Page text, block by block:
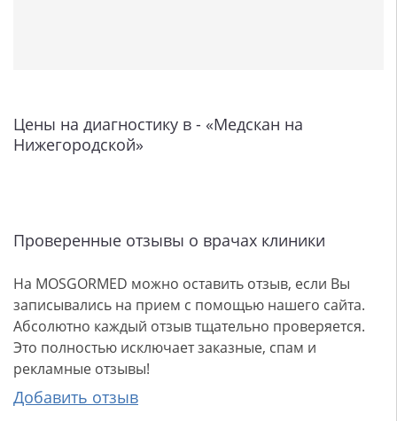
Цены на диагностику в - «Медскан на
Нижегородской»
Проверенные отзывы о врачах клиники
На MOSGORMED можно оставить отзыв, если Вы
записывались на прием с помощью нашего сайта.
Абсолютно каждый отзыв тщательно проверяется.
Это полностью исключает заказные, спам и
рекламные отзывы!
Добавить отзыв